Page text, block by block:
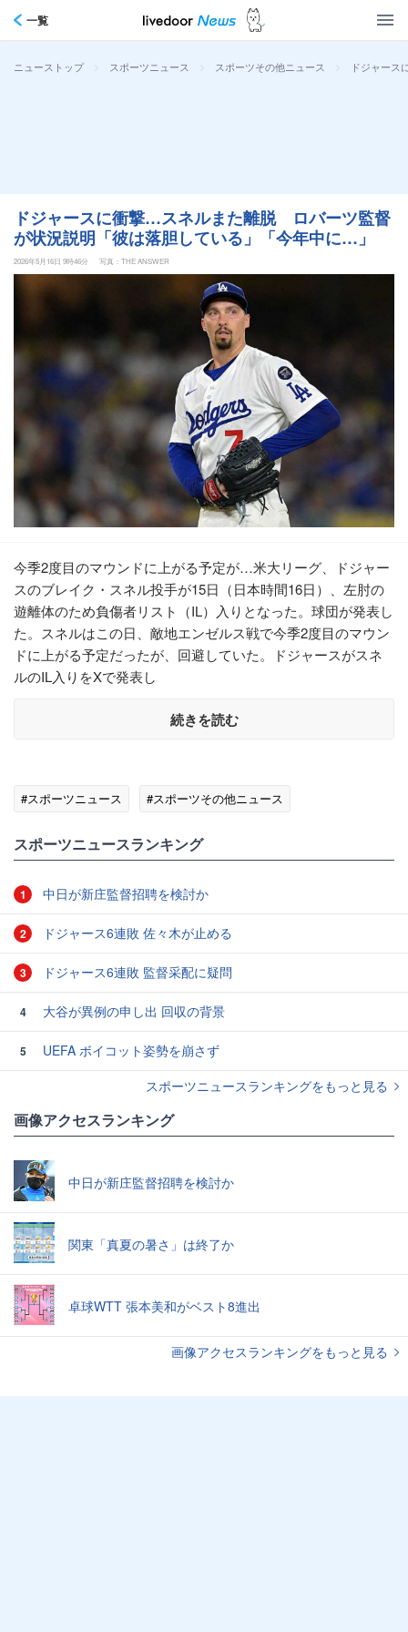
一覧
ニューストップ > スポーツニュース > スポーツその他ニュース > ドジャー
ドジャースに衝撃…スネルまた離脱 ロバーツ監督
が状況説明「彼は落胆している」「今年中に…」
2026年5月16日 9時46分 写真：THE ANSWER
今季2度目のマウンドに上がる予定が…米大リーグ、ドジャー
スのブレイク・スネル投手が15日（日本時間16日）、左肘の
遊離体のため負傷者リスト（IL）入りとなった。球団が発表し
た。スネルはこの日、敵地エンゼルス戦で今季2度目のマウン
ドに上がる予定だったが、回避していた。ドジャースがスネ
ルのIL入りをXで発表し
続きを読む
#スポーツニュース #スポーツその他ニュース
スポーツニュースランキング
1 中日が新庄監督招聘を検討か
2 ドジャース6連敗 佐々木が止める
3 ドジャース6連敗 監督采配に疑問
4 大谷が異例の申し出 回収の背景
5
UEFA ボイコット姿勢を崩さず
スポーツニュースランキングをもっと見る
画像アクセスランキング
中日が新庄監督招聘を検討か
関東「真夏の暑さ」は終了か
卓球WTT 張本美和がベスト8進出
画像アクセスランキングをもっと見る